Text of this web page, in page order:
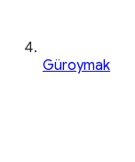
Güroymak